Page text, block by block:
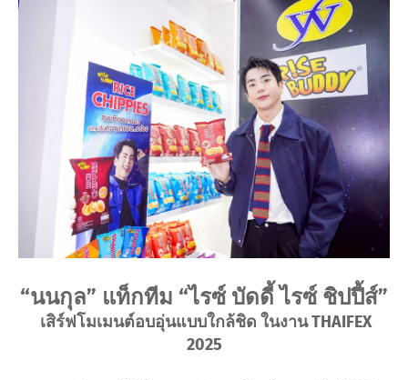
“นนกุล” แท็กทีม “ไรซ์ บัดดี้ ไรซ์ ชิปปี้ส์”
เสิร์ฟโมเมนต์อบอุ่นแบบใกล้ชิด ในงาน THAIFEX
2025